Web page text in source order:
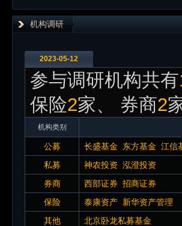
机构调研
2023-05-12
参与调研机构共有
保险2家、 券商2
机构类别
公募 长盛基金 东方基金 江信
私募
神农投资 泓澄投资
券商
西部证券 招商证券
保险
泰康资产 新华资产管理
其他
北京卧龙私募基金